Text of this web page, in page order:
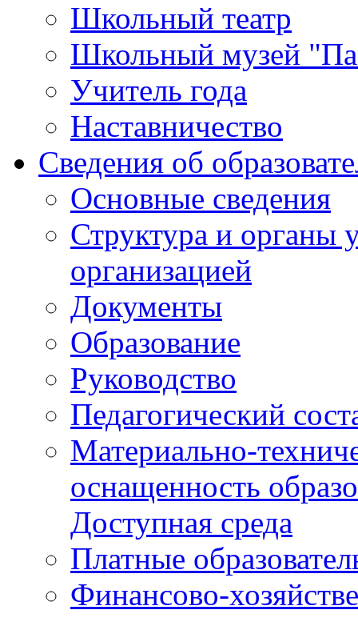
Школьный театр
Школьный музей
Учитель года
Наставничество
Сведения об
Основные сведения
Структура и органы
организацией
Документы
Образование
Руководство
Педагогический
Материально-
оснащенность
Доступная среда
Платные
Финансово-